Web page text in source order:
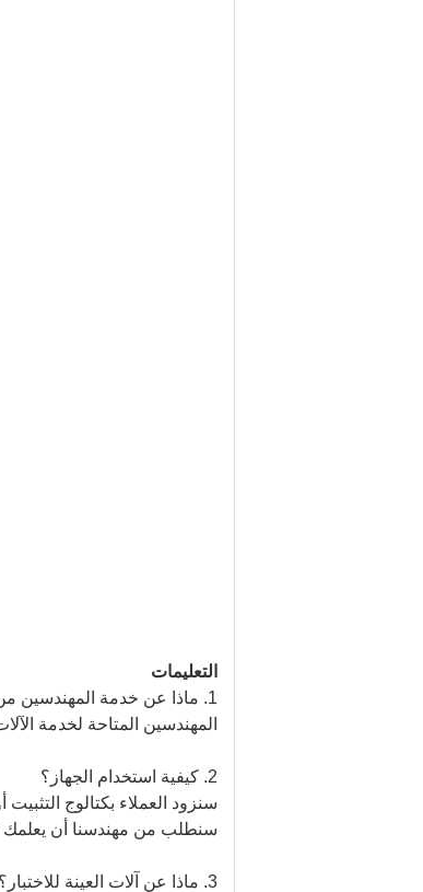
التعليمات
1. ماذا عن خدمة المهندسين من الخارج؟
المهندسين المتاحة لخدمة
2. كيفية استخدام الجهاز؟
سنزود العملاء بكتالوج التثبيت
سنطلب من مهندسنا أن يعلمك
3. ماذا عن آلات العينة للاختبار؟